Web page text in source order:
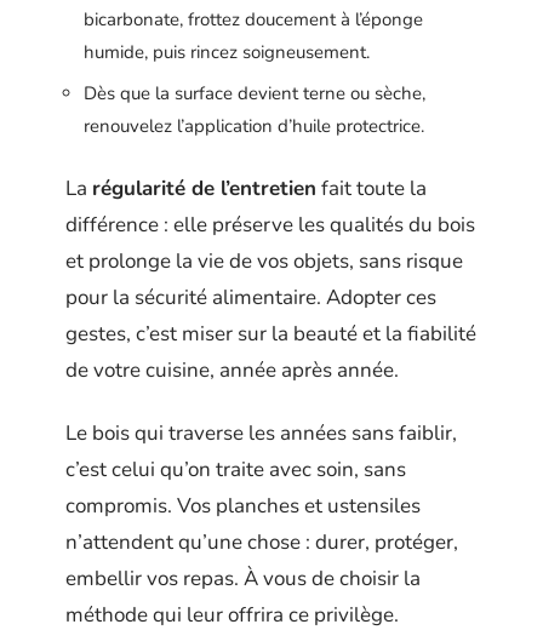
bicarbonate, frottez doucement à l’éponge
humide, puis rincez soigneusement.
Dès que la surface devient terne ou sèche,
renouvelez l’application d’huile protectrice.
La régularité de l’entretien fait toute la
différence : elle préserve les qualités du bois
et prolonge la vie de vos objets, sans risque
pour la sécurité alimentaire. Adopter ces
gestes, c’est miser sur la beauté et la fiabilité
de votre cuisine, année après année.
Le bois qui traverse les années sans faiblir,
c’est celui qu’on traite avec soin, sans
compromis. Vos planches et ustensiles
n’attendent qu’une chose : durer, protéger,
embellir vos repas. À vous de choisir la
méthode qui leur offrira ce privilège.